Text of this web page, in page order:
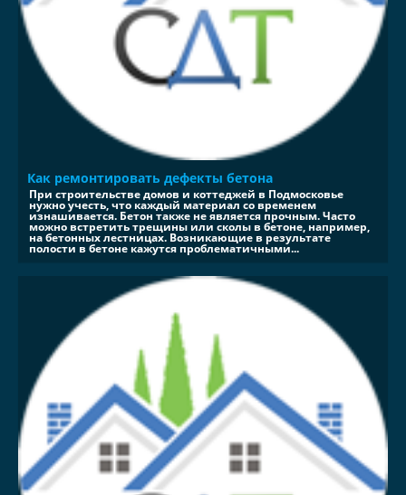
Как ремонтировать дефекты бетона
При строительстве домов и коттеджей в Подмосковье
нужно учесть, что каждый материал со временем
изнашивается. Бетон также не является прочным. Часто
можно встретить трещины или сколы в бетоне, например,
на бетонных лестницах. Возникающие в результате
полости в бетоне кажутся проблематичными...